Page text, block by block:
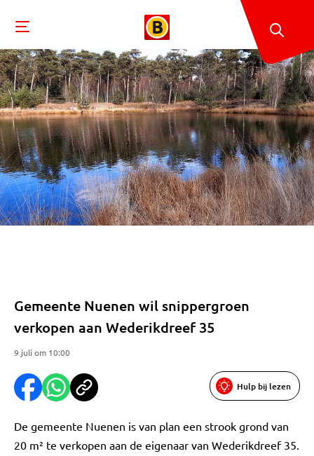
Gemeente Nuenen wil snippergroen
verkopen aan Wederikdreef 35
9 juli om 10:00
Hulp bij lezen
De gemeente Nuenen is van plan een strook grond van
20 m² te verkopen aan de eigenaar van Wederikdreef 35.